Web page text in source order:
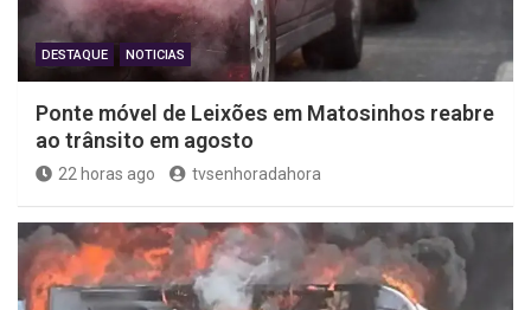
DESTAQUE NOTICIAS
Ponte móvel de Leixões em Matosinhos reabre
ao trânsito em agosto
22 horas ago tvsenhoradahora